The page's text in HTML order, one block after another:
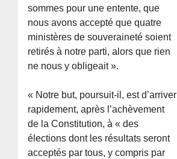
sommes pour une entente, que
nous avons accepté que quatre
ministères de souveraineté soient
retirés à notre parti, alors que rien
ne nous y obligeait ».
« Notre but, poursuit-il, est d’arriver
rapidement, après l’achèvement
de la Constitution, à « des
élections dont les résultats seront
acceptés par tous, y compris par